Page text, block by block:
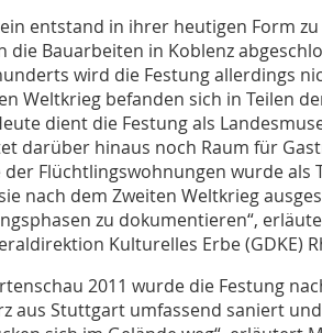
entstand in ihrer heutigen Form zu
die Bauarbeiten in Koblenz
wird die Festung allerdings
Weltkrieg befanden sich in Teilen
dient die Festung als
darüber hinaus noch Raum für
Flüchtlingswohnungen wurde als
nach dem Zweiten Weltkrieg
zu dokumentieren“,
Kulturelles Erbe (GDKE)
2011 wurde die Festung
aus Stuttgart umfassend saniert